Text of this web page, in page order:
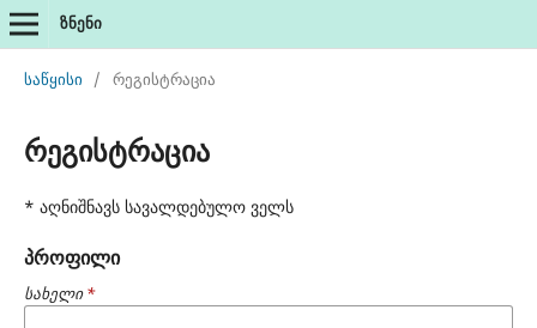
ზნენი
საწყისი / რეგისტრაცია
რეგისტრაცია
* აღნიშნავს სავალდებულო ველს
პროფილი
სახელი*